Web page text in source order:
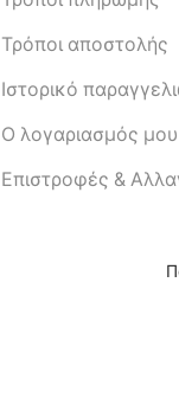
Τρόποι αποστολής
Ιστορικό
Ο λογαριασμός μου
Eπιστροφές &